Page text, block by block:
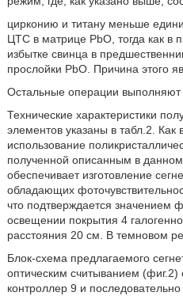
цирконию и титану меньше
ЦТС в матрице PbО, тогда как в
избытке свинца в
прослойки PbО. Причина этого
Остальные операции выполняют
Технические характеристики
элементов указаны в табл.2. Как
использование
полученной описанным в
обеспечивает изготовление
обладающих
что подтверждается значением
освещении покрытия 4
расстояния 20 см. В темновом
Блок-схема предлагаемого
оптическим считыванием (фиг.2)
контроллер 9 и